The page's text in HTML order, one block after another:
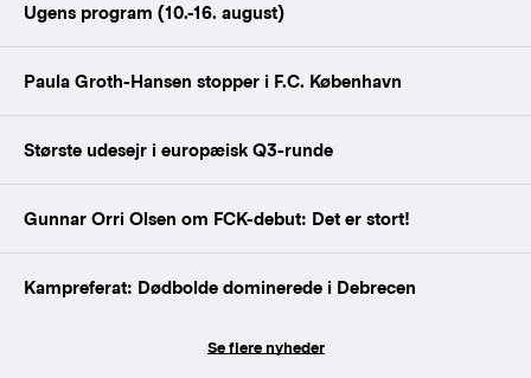
Ugens program (10.-16. august)
Paula Groth-Hansen stopper i F.C. København
Største udesejr i europæisk Q3-runde
Gunnar Orri Olsen om FCK-debut: Det er stort!
Kampreferat: Dødbolde dominerede i Debrecen
Se flere nyheder